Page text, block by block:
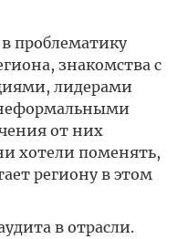
проблематику
знакомства с
лидерами
от них
хотели поменять,
региону в этом
в отрасли.